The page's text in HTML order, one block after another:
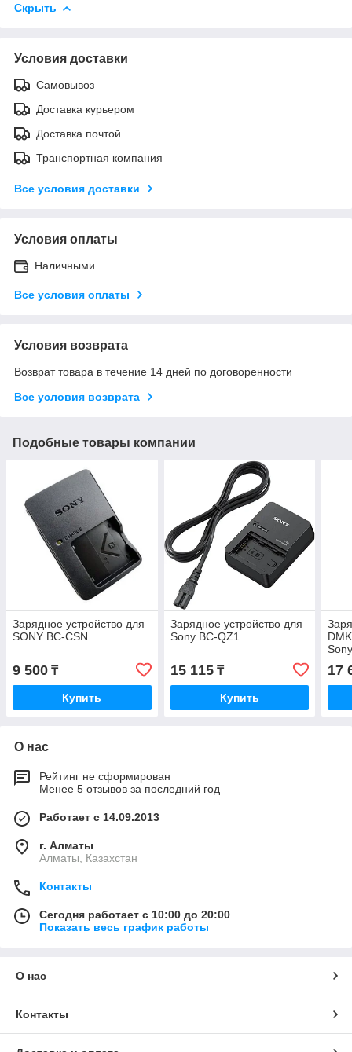
Скрыть
Условия доставки
Самовывоз
Доставка курьером
Доставка почтой
Транспортная компания
Все условия доставки
Условия оплаты
Наличными
Все условия оплаты
Условия возврата
Возврат товара в течение 14 дней по договоренности
Все условия возврата
Подобные товары компании
Зарядное устройство для
SONY BC-CSN
9 500 ₸
Купить
Зарядное устройство для
Sony BC-QZ1
15 115₸
Купить
17
О нас
Рейтинг не сформирован
Менее 5 отзывов за последний год
Работает с 14.09.2013
г. Алматы
Алматы, Казахстан
Контакты
Сегодня работает с 10:00 до 20:00
Показать весь график работы
О нас
Контакты